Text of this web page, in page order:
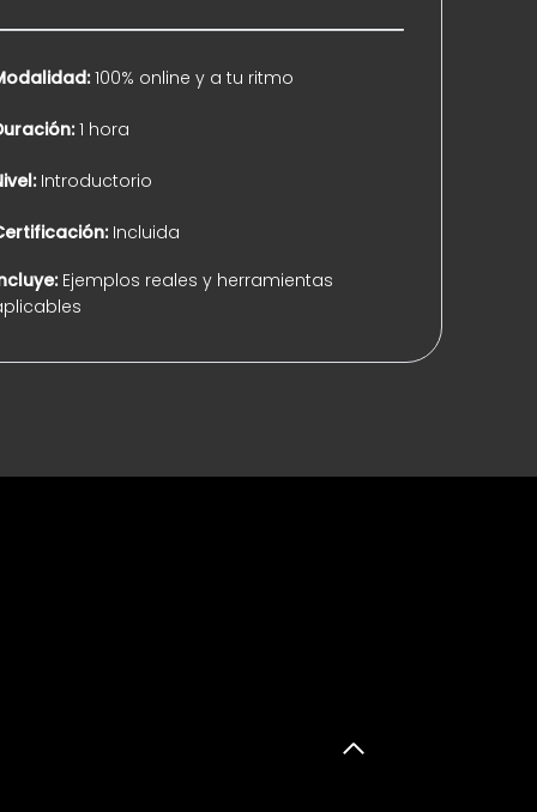
100% online y a tu ritmo
1 hora
Introductorio
Incluida
Ejemplos reales y herramientas